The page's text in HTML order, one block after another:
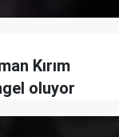
Kırım
oluyor